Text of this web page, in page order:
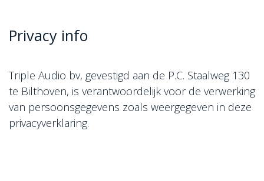
Privacy info
Triple Audio bv, gevestigd aan de P.C. Staalweg 130
te Bilthoven, is verantwoordelijk voor de verwerking
van persoonsgegevens zoals weergegeven in deze
privacyverklaring.